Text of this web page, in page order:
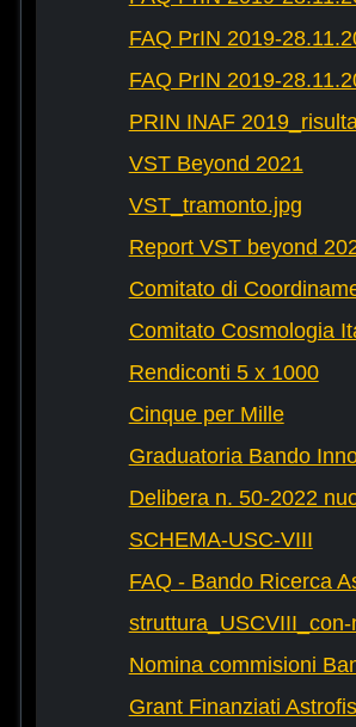
FAQ PrIN 2019-
FAQ PrIN 2019-
PRIN INAF
VST Beyond 2021
VST_tramonto.jpg
Report VST beyond
Comitato di
Comitato Cosmologia
Rendiconti 5 x 1000
Cinque per Mille
Graduatoria Bando
Delibera n. 50-2022
SCHEMA-USC-VIII
FAQ - Bando Ricerca
Nomina commisioni
Grant Finanziati